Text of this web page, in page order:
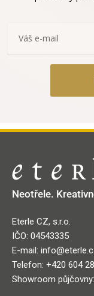
Neotřele.
Eterle CZ, s.r.o.
IČO: 04543335
E-mail:
Telefon: +420 604
Showroom